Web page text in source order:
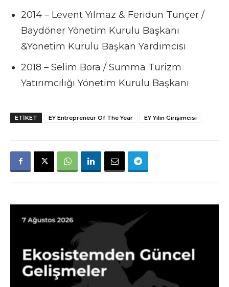
2014 – Levent Yılmaz & Feridun Tunçer /
Baydöner Yönetim Kurulu Başkanı
&Yönetim Kurulu Başkan Yardımcısı
2018 – Selim Bora / Summa Turizm
Yatırımcılığı Yönetim Kurulu Başkanı
ETIKET EY Entrepreneur Of The Year EY Yılın Girişimcisi